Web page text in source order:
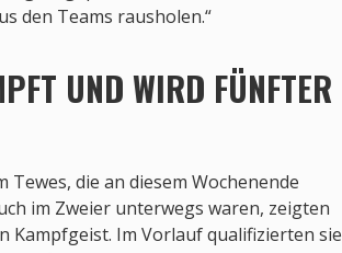
den Teams rausholen.“
UND WIRD FÜNFTER
die an diesem Wochenende
im Zweier unterwegs waren, zeigten
Kampfgeist. Im Vorlauf qualifizierten sie